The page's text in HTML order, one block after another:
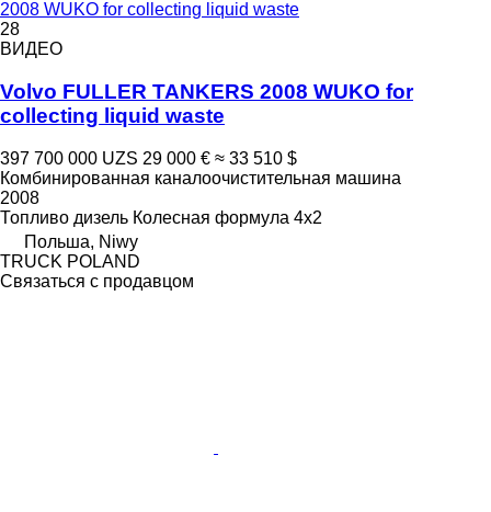
2008 WUKO for collecting liquid waste
28
ВИДЕО
Volvo FULLER TANKERS 2008 WUKO for
collecting liquid waste
397 700 000 UZS 29 000 € ≈ 33 510 $
Комбинированная каналоочистительная машина
2008
Топливо дизель Колесная формула 4x2
Польша, Niwy
TRUCK POLAND
Связаться с продавцом